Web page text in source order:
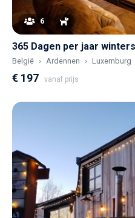
6
België Ardennen Luxemburg
€ 197 vanaf prijs